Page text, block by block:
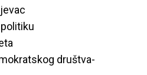
društva-